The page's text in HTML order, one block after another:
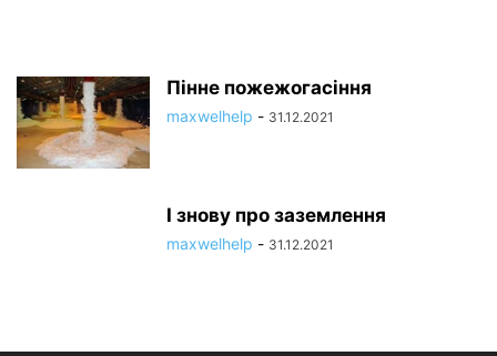
Пінне пожежогасіння
maxwelhelp - 31.12.2021
І знову про заземлення
maxwelhelp - 31.12.2021